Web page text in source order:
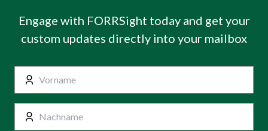
Engage with FORRSight today and get your
custom updates directly into your mailbox